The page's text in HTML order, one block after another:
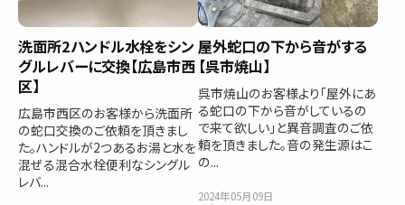
洗面所2ハンドル水栓をシン
グルレバーに交換【広島市西
区】
広島市西区のお客様から洗面所
の蛇口交換のご依頼を頂きまし
た。ハンドルが2つあるお湯と水を
混ぜる混合水栓便利なシングル
レバ...
屋外蛇口の下から音がする
【呉市焼山】
呉市焼山のお客様より「屋外にあ
る蛇口の下から音がしているの
で来て欲しい」と異音調査のご依
頼を頂きました。音の発生源はこ
の...
2024年05月09日